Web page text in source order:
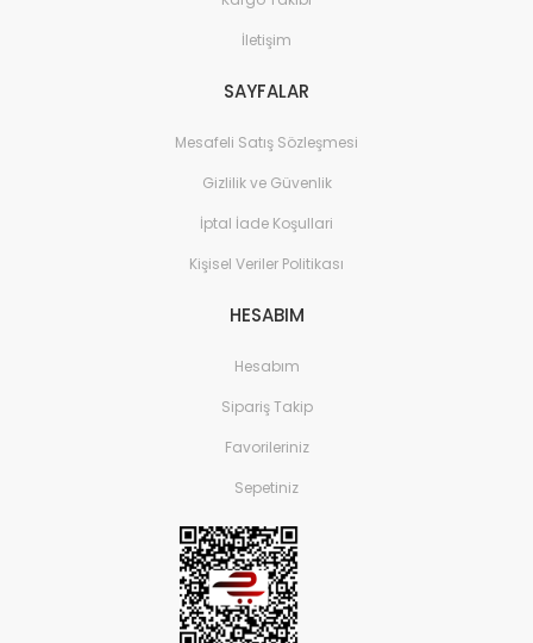
İletişim
SAYFALAR
Mesafeli Satış Sözleşmesi
Gizlilik ve Güvenlik
İptal İade Koşullari
Kişisel Veriler Politikası
HESABIM
Hesabım
Sipariş Takip
Favorileriniz
Sepetiniz